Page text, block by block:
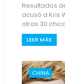
Resultados
acusó a Kris
otras 30
LEER MÁS
CHINA